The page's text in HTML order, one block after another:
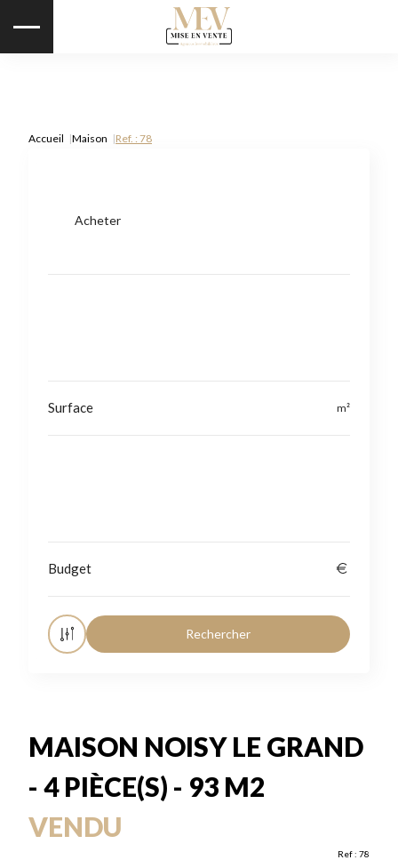
Accueil Maison Ref. : 78
Acheter
MAISON NOISY LE GRAND
- 4 PIÈCE(S) - 93 M2
VENDU
Ref : 78